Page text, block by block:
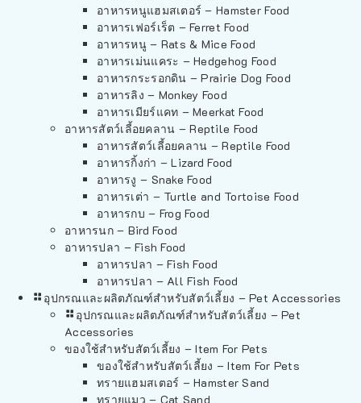
อาหารหนูแฮมสเตอร์ – Hamster Food
อาหารเฟอร์เร็ต – Ferret Food
อาหารหนู – Rats & Mice Food
อาหารเม่นแคระ – Hedgehog Food
อาหารกระรอกดิน – Prairie Dog Food
อาหารลิง – Monkey Food
อาหารเมียร์แคท – Meerkat Food
อาหารสัตว์เลี้อยคลาน – Reptile Food
อาหารสัตว์เลี้อยคลาน – Reptile Food
อาหารกิ้งก่า – Lizard Food
อาหารงู – Snake Food
อาหารเต่า – Turtle and Tortoise Food
อาหารกบ – Frog Food
อาหารนก – Bird Food
อาหารปลา – Fish Food
อาหารปลา – Fish Food
อาหารปลา – All Fish Food
อุปกรณและผลิตภัณฑ์สำหรับสัตว์เลี้ยง – Pet Accessories
อุปกรณและผลิตภัณฑ์สำหรับสัตว์เลี้ยง – Pet
Accessories
ของใช้สำหรับสัตว์เลี้ยง – Item For Pets
ของใช้สำหรับสัตว์เลี้ยง – Item For Pets
ทรายแฮมสเตอร์ – Hamster Sand
ทรายแมว – Cat Sand